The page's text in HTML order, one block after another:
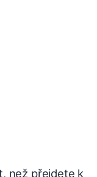
než přejdete k